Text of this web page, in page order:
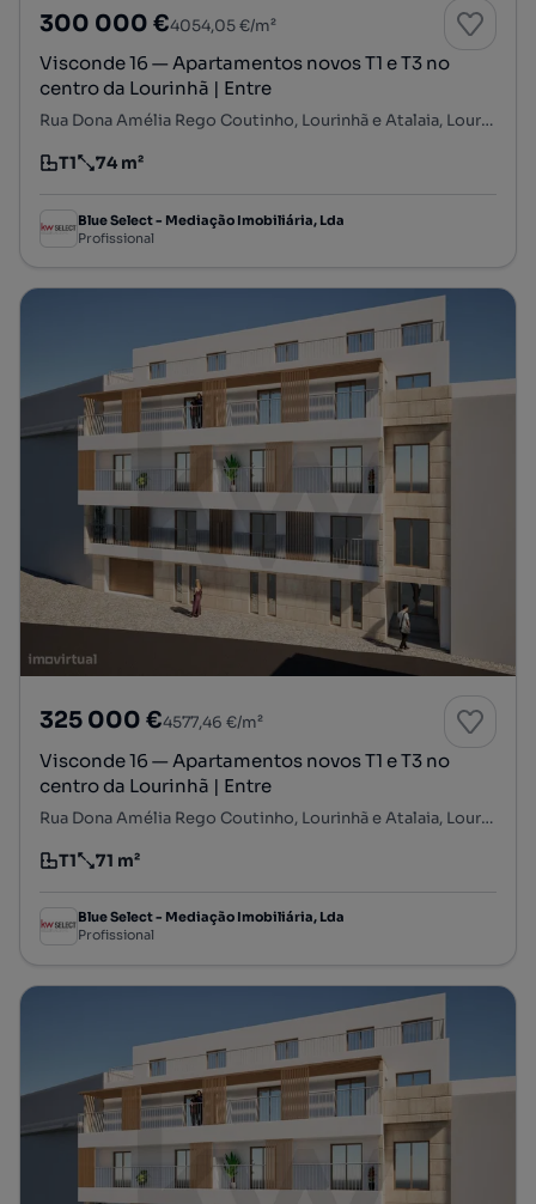
300 000 €4054,05 €/m²
Visconde 16 — Apartamentos novos T1 e T3 no
centro da Lourinhã | Entre
Rua Dona Amélia Rego Coutinho, Lourinhã e Atalaia, Lourinhã, Lisboa
Tipologia
T1
Preço por metro quadrado
74 m²
Blue Select - Mediação Imobiliária, Lda
Profissional
325 000 €4577,46 €/m²
Visconde 16 — Apartamentos novos T1 e T3 no
centro da Lourinhã | Entre
Rua Dona Amélia Rego Coutinho, Lourinhã e Atalaia, Lourinhã, Lisboa
Tipologia
T1
Preço por metro quadrado
71 m²
Blue Select - Mediação Imobiliária, Lda
Profissional